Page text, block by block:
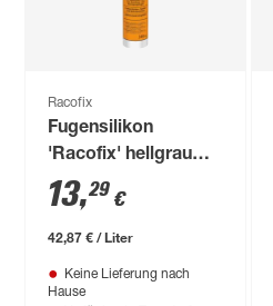
Racofix
Fugensilikon
'Racofix' hellgrau
310 ml
13,29 €
42,87 € / Liter
Keine Lieferung nach
Hause